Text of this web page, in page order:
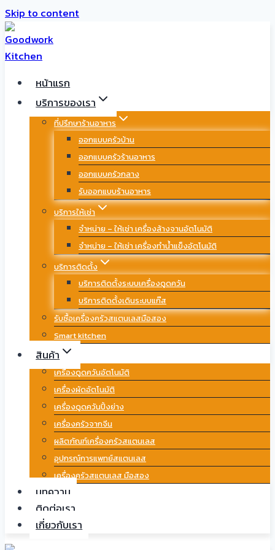
Skip to content
หน้าแรก
บริการของเรา
ที่ปรึกษาร้านอาหาร
ออกแบบครัวบ้าน
ออกแบบครัวร้านอาหาร
ออกแบบครัวกลาง
รับออกแบบร้านอาหาร
บริการให้เช่า
จำหน่าย – ให้เช่า เครื่องล้างจานอัตโนมัติ
จำหน่าย – ให้เช่า เครื่องทำน้ำแข็งอัตโนมัติ
บริการติดตั้ง
บริการติดตั้งระบบเครื่องดูดควัน
บริการติดตั้งเดินระบบแก๊ส
รับซื้อเครื่องครัวสแตนเลสมือสอง
Smart kitchen
สินค้า
เครื่องดูดควันอัตโนมัติ
เครื่องผัดอัตโนมัติ
เครื่องดูดควันปิ้งย่าง
เครื่องครัวจากจีน
ผลิตภัณฑ์เครื่องครัวสแตนเลส
อุปกรณ์การแพทย์สแตนเลส
เครื่องครัวสแตนเลส มือสอง
บทความ
ติดต่อเรา
เกี่ยวกับเรา